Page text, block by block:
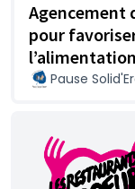
Agencement
pour
l’alimentation
Pause